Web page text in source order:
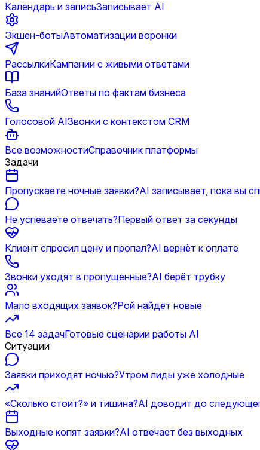
Календарь и записьЗаписывает AI
Экшен-ботыАвтоматизации воронки
РассылкиКампании с живыми ответами
База знанийОтветы по фактам бизнеса
Голосовой AIЗвонки с контекстом CRM
Все возможностиСправочник платформы
Задачи
Пропускаете ночные заявки?AI записывает, пока вы
Не успеваете отвечать?Первый ответ за секунды
Клиент спросил цену и пропал?AI вернёт к оплате
Звонки уходят в пропущенные?AI берёт трубку
Мало входящих заявок?Рой найдёт новые
Все 14 задачГотовые сценарии работы AI
Ситуации
Заявки приходят ночью?Утром лиды уже холодные
«Сколько стоит?» и тишина?AI доводит до
Выходные копят заявки?AI отвечает без выходных